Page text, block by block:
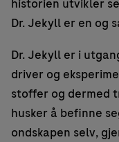
historien utvikler
Dr. Jekyll er en og
Dr. Jekyll er i
driver og
stoffer og dermed
husker å befinne
ondskapen selv,